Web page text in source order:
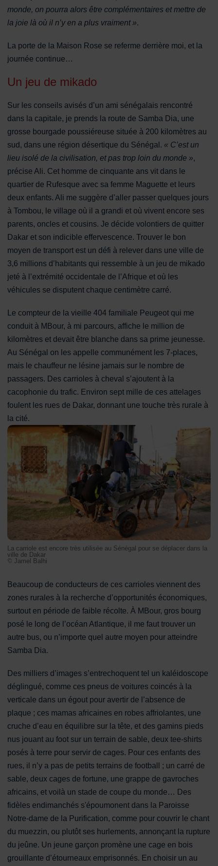
La carriole est encore très utilisée au Sénégal pour se
La carriole est encore très utilisée au Sénégal pour se déplacer dans la
ville de Dakar
© Jamel Balhi
monde, on pourra alors être complémentaires et mettre de
la joie là où il n’y en a plus vraiment ».
La porte de la Maison Rose se referme derrière moi, et la
journée continue…
Un jeu de mikado
Sur les conseils avisés d’un ami sénégalais rencontré
dans la capitale, je prends la route de Samba Dia, une
grosse bourgade poussiéreuse située à 200 kilomètres au
sud, dans une région désertique du Sénégal. « C’est un
lieu isolé de la civilisation, et pas trop loin du monde »,
précise Ali. Cet homme de cinquante ans vit dans le
quartier de Rufesque avec sa femme Maguette et leurs
deux enfants. Ali me suggère d’aller passer quelques jours
à Tombou, le village où il a grandi et où vivent encore ses
parents, oncles et cousins. Je décide volontiers de quitter
Dakar et son indicible effervescence. Trouver le bon
moyen de transport est un défi à relever dans une ville de
3,6 millions d’habitants qui ressemble à un jeu de mikado
jeté à l’extrémité occidentale de l’Afrique et où les
véhicules se disputent chaque centimètre carré.
Le compteur de la vieille 404 familiale Peugeot qui me
conduit à MBour, à mi parcours, affiche le million de
kilomètres et devait être blanche dans sa prime jeunesse.
Au Sénégal on les appelle communément les 7-places,
mais le chauffeur ne lésine jamais sur le nombre de
passagers. Des carrioles à cheval s’ajoutent à la
cacophonie du trafic. Environ sept mille de ces attelages
foulent les rues de Dakar, donnant une touche très rurale à
la cité.
Beaucoup de conducteurs de ces carrioles viennent des
zones rurales à la recherche d’opportunités économiques,
surtout en période de faible récolte. À MBour, gros bourg
posé le long de l’océan Atlantique, il me faut trouver un
autre bus, ou n’importe quel autre moyen pour atteindre
Samba Dia.
Des milliers d’images s’entrechoquent tel un kaléidoscope
déglingué, comme ces pneus de voitures coincés à la
verticale dans un égout pour avertir de l’absence de
plaque ; ces mamas africaines en robes affriolantes, une
cruche d’eau en équilibre sur la tête, et des gamins pieds
nus jouant au foot sur un terrain de sable, deux tee-shirts
posés à terre pour servir de cages. Pour ces enfants des
rues, il n’y a pas de petits terrains de football ; un carré de
sable, deux cages de fortune, une grappe de gavroches
africains, et voilà un stade de coupe du monde… Des
fidèles endimanchés s'époumonent dans la Paroisse
Notre-dame de la Purification, comme pour couvrir le chant
du muezzin, ou plutôt ses hurlements, annonçant la rupture
du jeûne. Un jeune garçon promène une cage en bois
grouillante d’étourneaux emprisonnés. En choisir un au